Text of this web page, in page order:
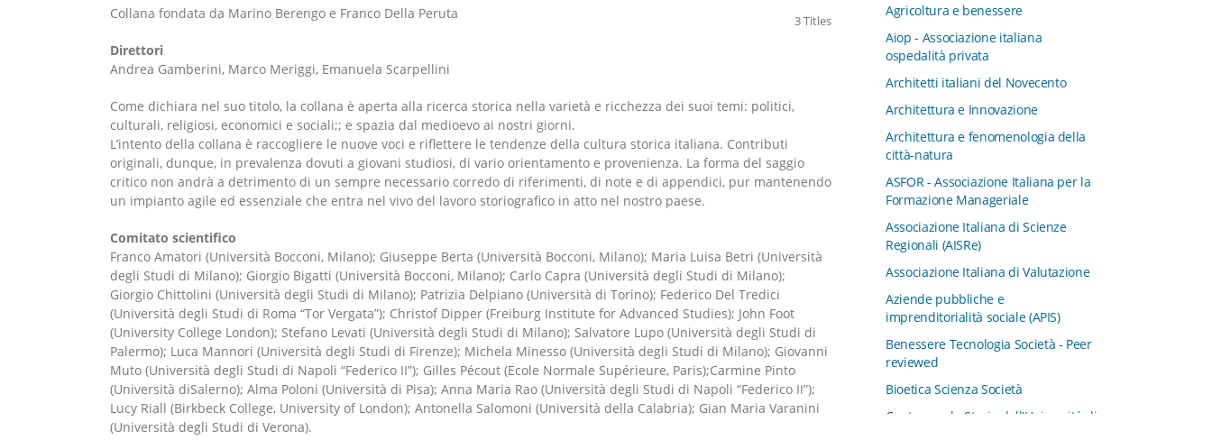
3 Titles
Collana fondata da Marino Berengo e Franco Della Peruta
Direttori
Andrea Gamberini, Marco Meriggi, Emanuela Scarpellini
Come dichiara nel suo titolo, la collana è aperta alla ricerca storica nella varietà e ricchezza dei suoi temi: politici,
culturali, religiosi, economici e sociali;; e spazia dal medioevo ai nostri giorni.
L’intento della collana è raccogliere le nuove voci e riflettere le tendenze della cultura storica italiana. Contributi
originali, dunque, in prevalenza dovuti a giovani studiosi, di vario orientamento e provenienza. La forma del saggio
critico non andrà a detrimento di un sempre necessario corredo di riferimenti, di note e di appendici, pur mantenendo
un impianto agile ed essenziale che entra nel vivo del lavoro storiografico in atto nel nostro paese.
Comitato scientifico
Franco Amatori (Università Bocconi, Milano); Giuseppe Berta (Università Bocconi, Milano); Maria Luisa Betri (Università
degli Studi di Milano); Giorgio Bigatti (Università Bocconi, Milano); Carlo Capra (Università degli Studi di Milano);
Giorgio Chittolini (Università degli Studi di Milano); Patrizia Delpiano (Università di Torino); Federico Del Tredici
(Università degli Studi di Roma “Tor Vergata”); Christof Dipper (Freiburg Institute for Advanced Studies); John Foot
(University College London); Stefano Levati (Università degli Studi di Milano); Salvatore Lupo (Università degli Studi di
Palermo); Luca Mannori (Università degli Studi di Firenze); Michela Minesso (Università degli Studi di Milano); Giovanni
Muto (Università degli Studi di Napoli “Federico II”); Gilles Pécout (Ecole Normale Supérieure, Paris);Carmine Pinto
(Università diSalerno); Alma Poloni (Università di Pisa); Anna Maria Rao (Università degli Studi di Napoli “Federico II”);
Lucy Riall (Birkbeck College, University of London); Antonella Salomoni (Università della Calabria); Gian Maria Varanini
(Università degli Studi di Verona).
Agricoltura e benessere
Aiop - Associazione italiana
ospedalità privata
Architetti italiani del Novecento
Architettura e Innovazione
Architettura e fenomenologia della
città-natura
ASFOR - Associazione Italiana per la
Formazione Manageriale
Associazione Italiana di Scienze
Regionali (AISRe)
Associazione Italiana di Valutazione
Aziende pubbliche e
imprenditorialità sociale (APIS)
Benessere Tecnologia Società - Peer
reviewed
Bioetica Scienza Società
Centro per la Storia dell'Università di